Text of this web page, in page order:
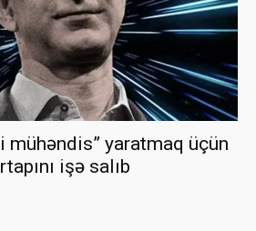
mühəndis” yaratmaq üçün
işə salıb